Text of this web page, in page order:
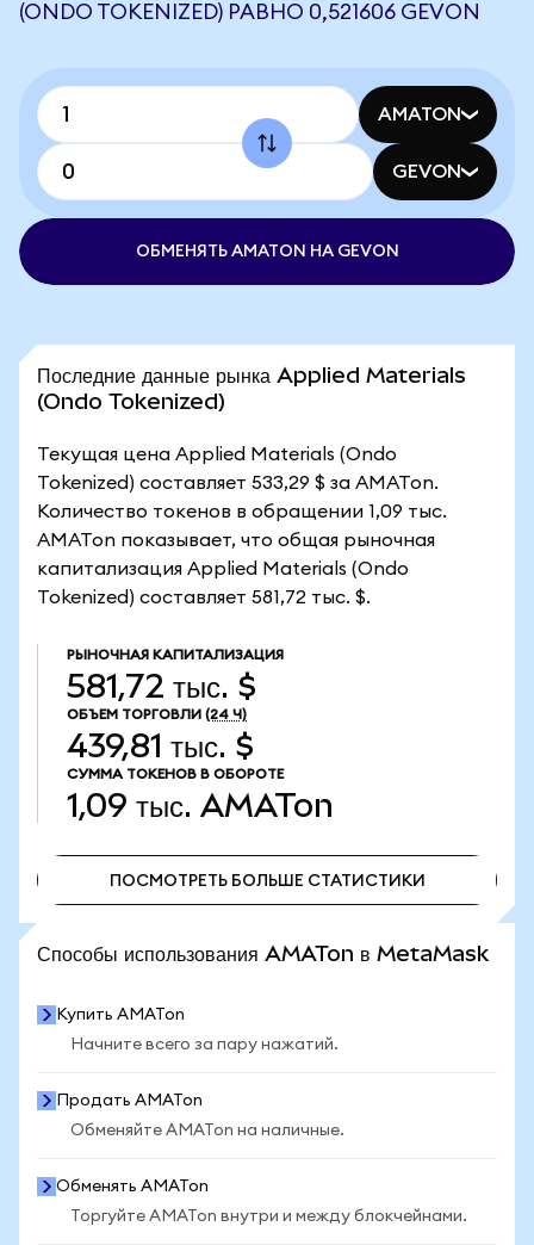
(ONDO TOKENIZED) РАВНО 0,521606 GEVON
AMATON
GEVON
ОБМЕНЯТЬ AMATON НА GEVON
Последние данные рынка Applied Materials
(Ondo Tokenized)
Текущая цена Applied Materials (Ondo
Tokenized) составляет 533,29 $ за AMATon.
Количество токенов в обращении 1,09 тыс.
AMATon показывает, что общая рыночная
капитализация Applied Materials (Ondo
Tokenized) составляет 581,72 тыс. $.
РЫНОЧНАЯ КАПИТАЛИЗАЦИЯ
581,72 тыс. $
ОБЪЕМ ТОРГОВЛИ (24 Ч)
439,81 тыс. $
СУММА ТОКЕНОВ В ОБОРОТЕ
1,09 тыс. AMATon
ПОСМОТРЕТЬ БОЛЬШЕ СТАТИСТИКИ
Способы использования AMATon в MetaMask
Купить AMATon
Начните всего за пару нажатий.
Продать AMATon
Обменяйте AMATon на наличные.
Обменять AMATon
Торгуйте AMATon внутри и между блокчейнами.